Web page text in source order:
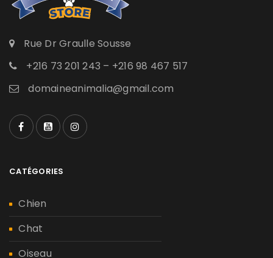
Rue Dr Graulle Sousse
+216 73 201 243 – +216 98 467 517
domaineanimalia@gmail.com
CATÉGORIES
Chien
Chat
Oiseau